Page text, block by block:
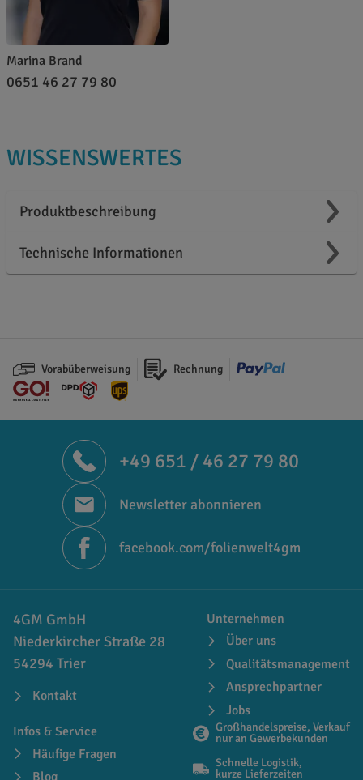
Marina Brand
0651 46 27 79 80
WISSENSWERTES
Produktbeschreibung
Technische Informationen
Vorabüberweisung Rechnung
+49 651 / 46 27 79 80
Newsletter abonnieren
facebook.com/folienwelt4gm
4GM GmbH
Niederkircher Straße 28
54294 Trier
Kontakt
Unternehmen
Über uns
Qualitätsmanagement
Ansprechpartner
Jobs
Infos & Service
Häufige Fragen
Großhandelspreise, Verkauf
nur an Gewerbekunden
Schnelle Logistik,
kurze Lieferzeiten